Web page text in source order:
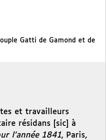
Gatti de Gamond et de
et travailleurs
résidans [sic] à
l’année 1841, Paris,